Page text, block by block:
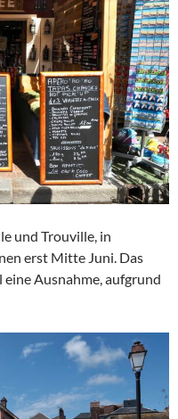
und Trouville, in
erst Mitte Juni. Das
Ausnahme, aufgrund